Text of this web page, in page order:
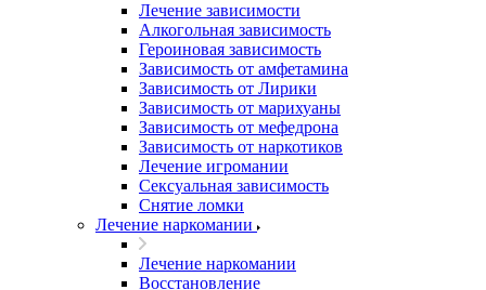
Лечение зависимости
Алкогольная зависимость
Героиновая зависимость
Зависимость от амфетамина
Зависимость от Лирики
Зависимость от марихуаны
Зависимость от мефедрона
Зависимость от наркотиков
Лечение игромании
Сексуальная зависимость
Снятие ломки
Лечение наркомании
Лечение наркомании
Восстановление